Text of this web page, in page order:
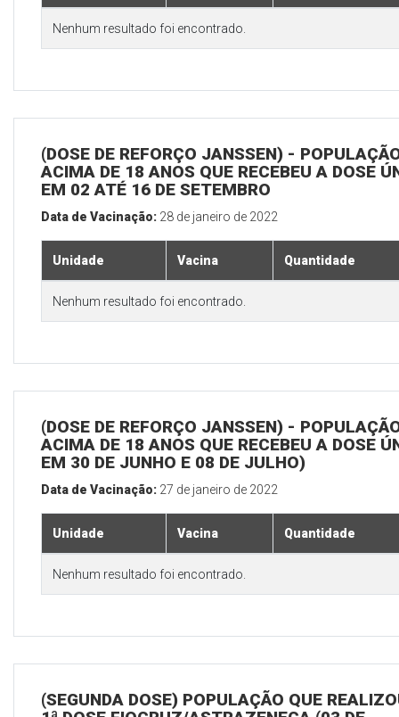
Nenhum resultado foi encontrado.
(DOSE DE REFORÇO JANSSEN) -
ACIMA DE 18 ANOS QUE RECEBEU A DOSE
EM 02 ATÉ 16 DE SETEMBRO
Data de Vacinação: 28 de janeiro de 2022
Unidade Vacina Quantidade
Nenhum resultado foi encontrado.
(DOSE DE REFORÇO JANSSEN) -
ACIMA DE 18 ANOS QUE RECEBEU A DOSE
EM 30 DE JUNHO E 08 DE JULHO)
Data de Vacinação: 27 de janeiro de 2022
Unidade Vacina Quantidade
Nenhum resultado foi encontrado.
(SEGUNDA DOSE) POPULAÇÃO QUE